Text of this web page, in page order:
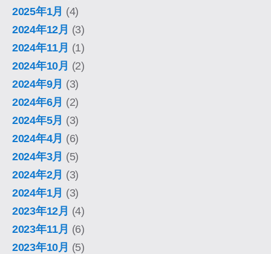
2025年1月 (4)
2024年12月 (3)
2024年11月 (1)
2024年10月 (2)
2024年9月 (3)
2024年6月 (2)
2024年5月 (3)
2024年4月 (6)
2024年3月 (5)
2024年2月 (3)
2024年1月 (3)
2023年12月 (4)
2023年11月 (6)
2023年10月 (5)